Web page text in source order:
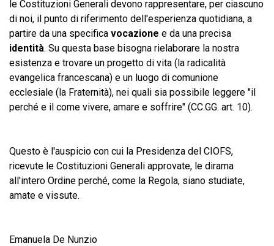
le Costituzioni Generali devono rappresentare, per ciascuno
di noi, il punto di riferimento dell'esperienza quotidiana, a
partire da una specifica vocazione e da una precisa
identità. Su questa base bisogna rielaborare la nostra
esistenza e trovare un progetto di vita (la radicalità
evangelica francescana) e un luogo di comunione
ecclesiale (la Fraternità), nei quali sia possibile leggere "il
perché e il come vivere, amare e soffrire" (CC.GG. art. 10).
Questo è l'auspicio con cui la Presidenza del CIOFS,
ricevute le Costituzioni Generali approvate, le dirama
all'intero Ordine perché, come la Regola, siano studiate,
amate e vissute.
Emanuela De Nunzio